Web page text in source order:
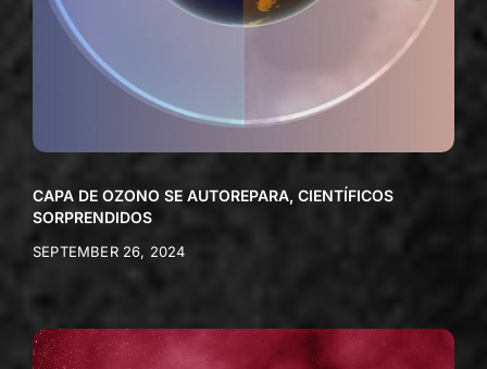
CAPA DE OZONO SE AUTOREPARA, CIENTÍFICOS
SORPRENDIDOS
SEPTEMBER 26, 2024